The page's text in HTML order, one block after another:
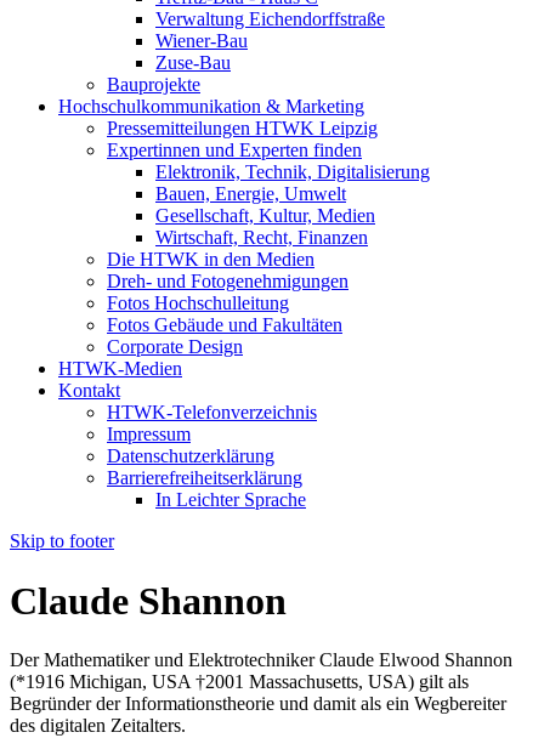
Verwaltung Eichendorffstraße
Wiener-Bau
Zuse-Bau
Bauprojekte
Hochschulkommunikation & Marketing
Pressemitteilungen HTWK Leipzig
Expertinnen und Experten finden
Elektronik, Technik, Digitalisierung
Bauen, Energie, Umwelt
Gesellschaft, Kultur, Medien
Wirtschaft, Recht, Finanzen
Die HTWK in den Medien
Dreh- und Fotogenehmigungen
Fotos Hochschulleitung
Fotos Gebäude und Fakultäten
Corporate Design
HTWK-Medien
Kontakt
HTWK-Telefonverzeichnis
Impressum
Datenschutzerklärung
Barrierefreiheitserklärung
In Leichter Sprache
Skip to footer
Claude Shannon
Der Mathematiker und Elektrotechniker Claude Elwood Shannon
(*1916 Michigan, USA †2001 Massachusetts, USA) gilt als
Begründer der Informationstheorie und damit als ein Wegbereiter
des digitalen Zeitalters.